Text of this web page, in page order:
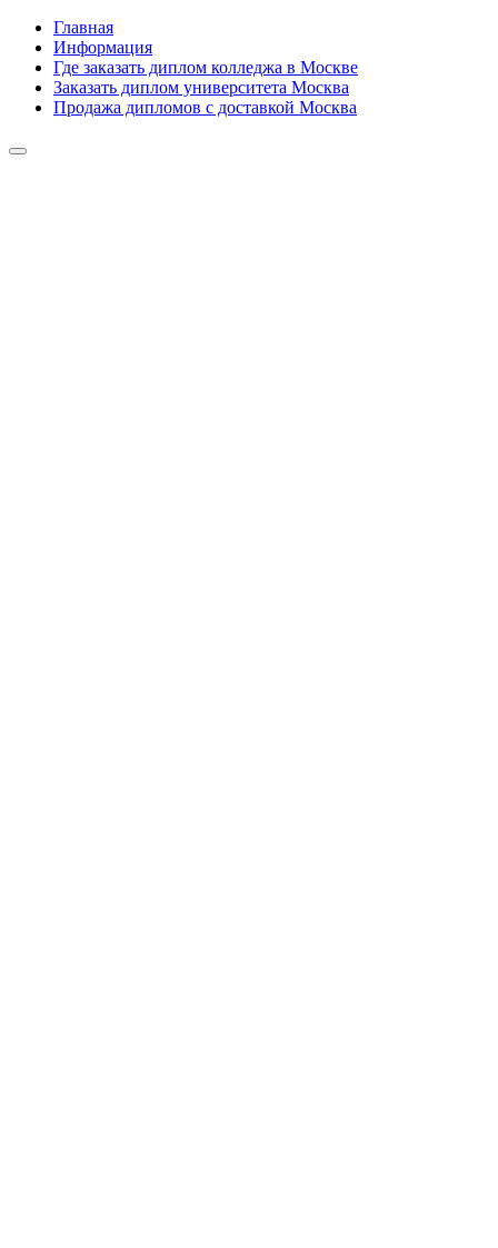
Главная
Информация
Где заказать диплом колледжа в Москве
Заказать диплом университета Москва
Продажа дипломов с доставкой Москва